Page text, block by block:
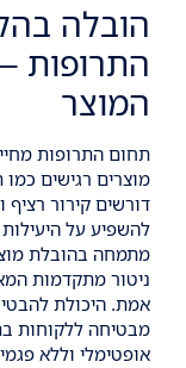
הובלה
התרופות
המוצר
תחום התרופות
מוצרים רגישים כמו
דורשים קירור
להשפיע על
מתמחה בהובלת
ניטור מתקדמות
אמת. היכולת
מבטיחה ללקוחות
אופטימלי וללא